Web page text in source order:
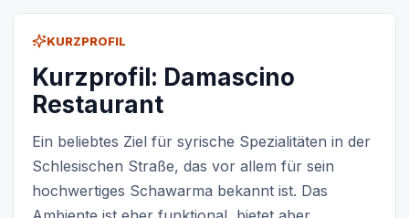
KURZPROFIL
Kurzprofil: Damascino
Restaurant
Ein beliebtes Ziel für syrische Spezialitäten in der
Schlesischen Straße, das vor allem für sein
hochwertiges Schawarma bekannt ist. Das